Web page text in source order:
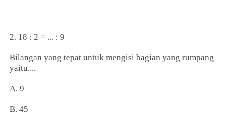
2. 18 : 2 = ... : 9
Bilangan yang tepat untuk mengisi bagian yang rumpang
yaitu....
A. 9
B. 45